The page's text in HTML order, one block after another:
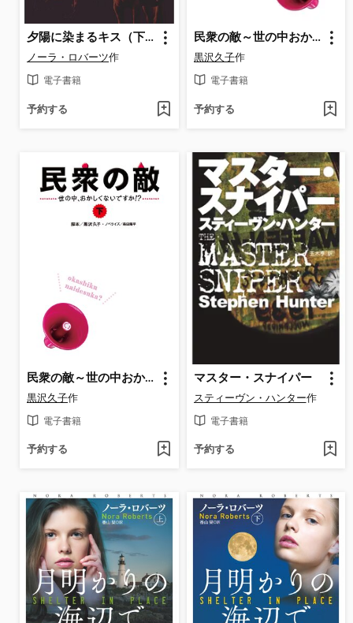
夕陽に染まるキス（下）
ノーラ・ロバーツ作
電子書籍
予約する
民衆の敵～世の中おかしくないですか!?～（上）
黒沢久子作
電子書籍
予約する
民衆の敵～世の中おかしくないですか!?～（下）
黒沢久子作
電子書籍
予約する
マスター・スナイパー
スティーヴン・ハンター作
電子書籍
予約する